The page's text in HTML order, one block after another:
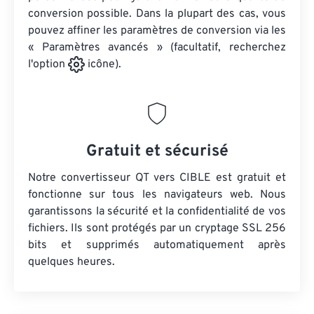
conversion possible. Dans la plupart des cas, vous
pouvez affiner les paramètres de conversion via les
« Paramètres avancés » (facultatif, recherchez
l'option
icône).
Gratuit et sécurisé
Notre convertisseur QT vers CIBLE est gratuit et
fonctionne sur tous les navigateurs web. Nous
garantissons la sécurité et la confidentialité de vos
fichiers. Ils sont protégés par un cryptage SSL 256
bits et supprimés automatiquement après
quelques heures.